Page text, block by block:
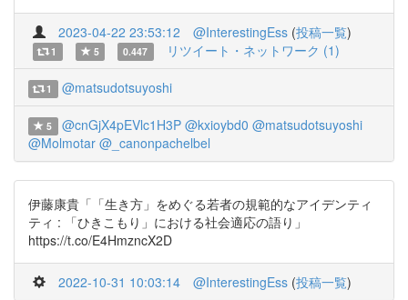
2023-04-22 23:53:12 @InterestingEss (投稿一覧)
1 5 0.447 リツイート・ネットワーク (1)
1 @matsudotsuyoshi
5 @cnGjX4pEVlc1H3P @kxioybd0 @matsudotsuyoshi
@Molmotar @_canonpachelbel
伊藤康貴「「生き方」をめぐる若者の規範的なアイデンティ
ティ : 「ひきこもり」における社会適応の語り」
https://t.co/E4HmzncX2D
2022-10-31 10:03:14 @InterestingEss (投稿一覧)